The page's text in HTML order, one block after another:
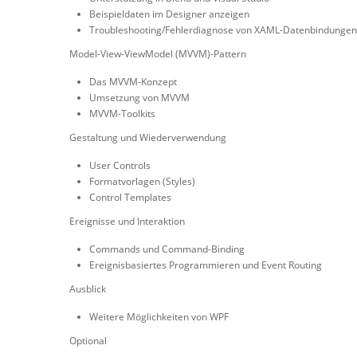
Beispieldaten im Designer anzeigen
Troubleshooting/Fehlerdiagnose von XAML-Datenbindungen
Model-View-ViewModel (MVVM)-Pattern
Das MVVM-Konzept
Umsetzung von MVVM
MVVM-Toolkits
Gestaltung und Wiederverwendung
User Controls
Formatvorlagen (Styles)
Control Templates
Ereignisse und Interaktion
Commands und Command-Binding
Ereignisbasiertes Programmieren und Event Routing
Ausblick
Weitere Möglichkeiten von WPF
Optional